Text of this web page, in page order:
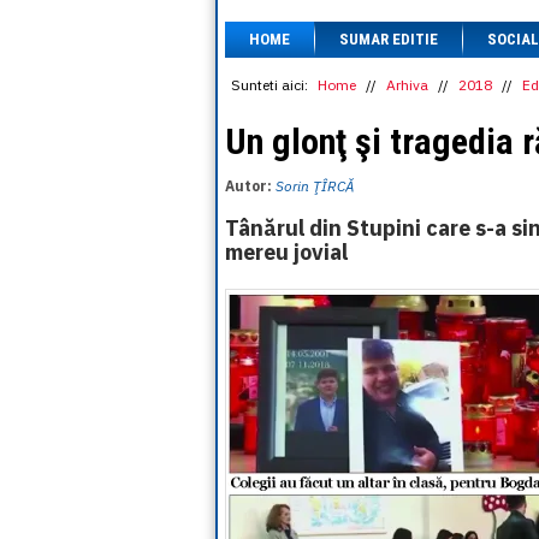
HOME SUMAR EDITIE SOCIAL
Sunteti aici: Home // Arhiva // 2018 //
Un glonţ şi tragedia
Autor: Sorin ŢÎRCĂ
Tânărul din Stupini care s-a
mereu jovial